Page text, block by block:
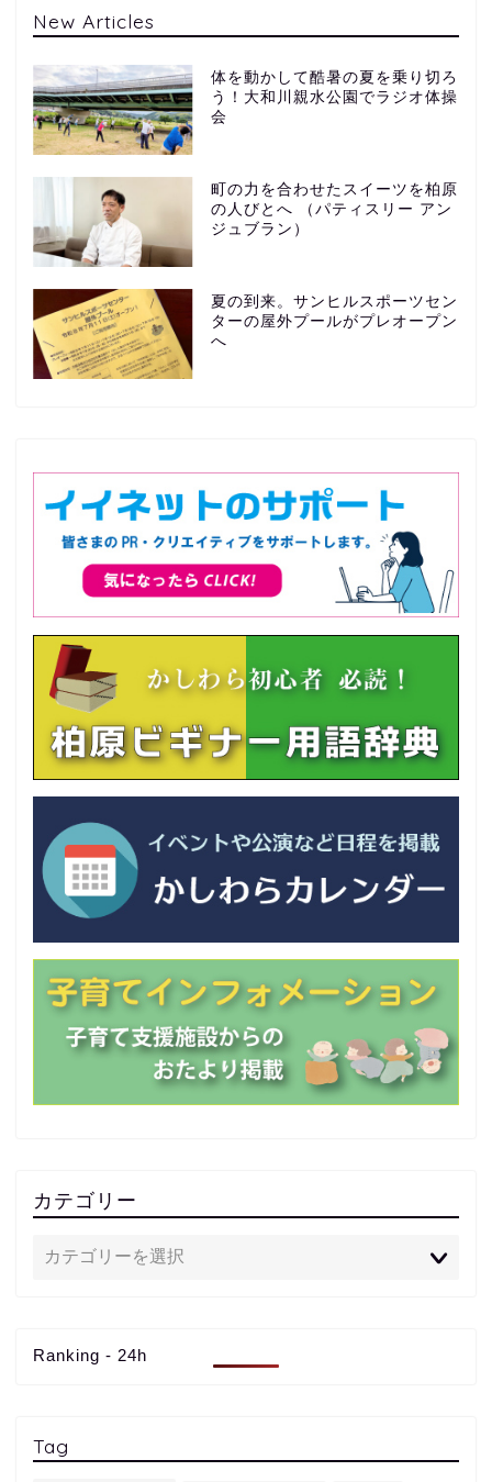
New Articles
体を動かして酷暑の夏を乗り切ろ
う！大和川親水公園でラジオ体操
会
町の力を合わせたスイーツを柏原
の人びとへ （パティスリー アン
ジュブラン）
夏の到来。サンヒルスポーツセン
ターの屋外プールがプレオープン
へ
カテゴリー
Ranking - 24h
Tag